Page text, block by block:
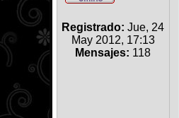
Registrado: Jue, 24
May 2012, 17:13
Mensajes: 118